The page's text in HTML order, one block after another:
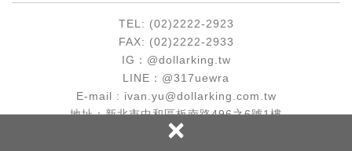
×
TEL: (02)2222-2923
FAX: (02)2222-2933
IG：@dollarking.tw
LINE：@317uewra
E-mail : ivan.yu@dollarking.com.tw
地址：新北市中和區板南路496之6號1樓